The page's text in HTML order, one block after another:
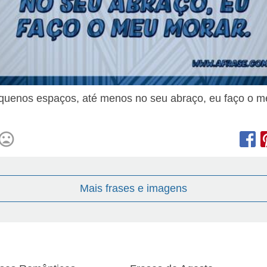
espaços, até menos no seu abraço, eu faço o
Mais frases e imagens